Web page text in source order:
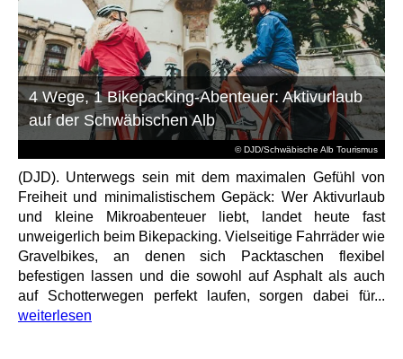
© DJD/Schwäbische Alb Tourismus
4 Wege, 1 Bikepacking-Abenteuer: Aktivurlaub
auf der Schwäbischen Alb
(DJD). Unterwegs sein mit dem maximalen Gefühl von
Freiheit und minimalistischem Gepäck: Wer Aktivurlaub
und kleine Mikroabenteuer liebt, landet heute fast
unweigerlich beim Bikepacking. Vielseitige Fahrräder wie
Gravelbikes, an denen sich Packtaschen flexibel
befestigen lassen und die sowohl auf Asphalt als auch
auf Schotterwegen perfekt laufen, sorgen dabei für...
weiterlesen